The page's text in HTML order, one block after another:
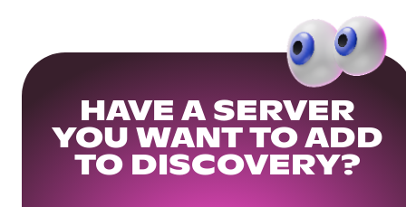
HAVE A SERVER
YOU WANT TO ADD
TO DISCOVERY?